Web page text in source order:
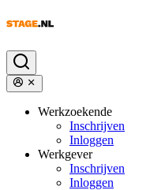
Werkzoekende
Inschrijven
Inloggen
Werkgever
Inschrijven
Inloggen